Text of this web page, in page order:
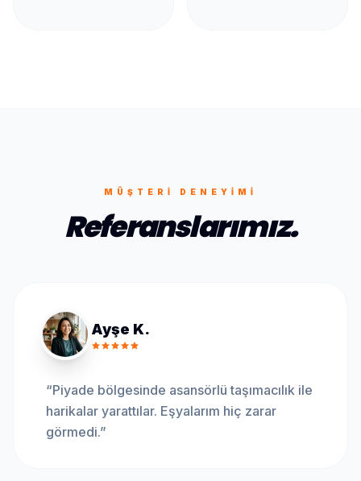
MÜŞTERI DENEYIMI
Referanslarımız.
Ayşe K.
“Piyade bölgesinde asansörlü taşımacılık ile
harikalar yarattılar. Eşyalarım hiç zarar
görmedi.”